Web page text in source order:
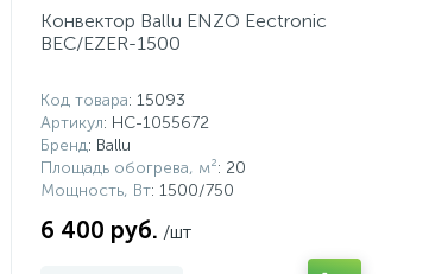
Конвектор Ballu ENZO Eectronic
BEC/EZER-1500
Код товара: 15093
Артикул: НС-1055672
Бренд: Ballu
Площадь обогрева, м²: 20
Мощность, Вт: 1500/750
6 400 руб. /шт